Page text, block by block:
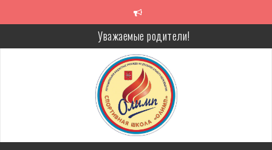
Уважаемые родители!
Алкоголь — путь в никуда
Решение спора без суда
Проголосуй за объекты благоустройства!